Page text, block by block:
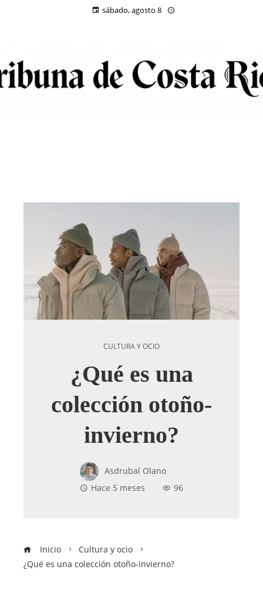
sábado, agosto 8
CULTURA Y OCIO
¿Qué es una
colección otoño-
invierno?
Asdrubal Olano
Hace 5 meses
96
Inicio
Cultura y ocio
¿Qué es una colección otoño-invierno?